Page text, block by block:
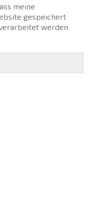
meine
gespeichert
werden